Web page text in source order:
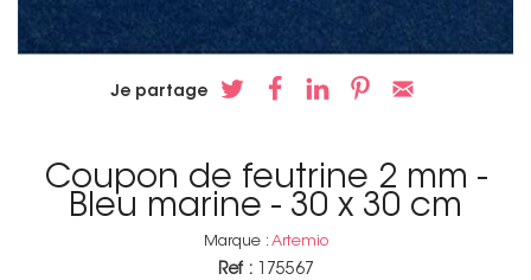
Je partage
Coupon de feutrine 2 mm -
Bleu marine - 30 x 30 cm
Marque : Artemio
Ref : 175567